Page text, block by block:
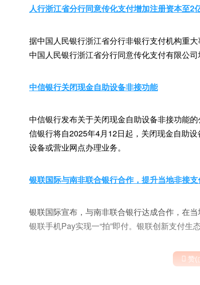
人行浙江省分行同意传化支付增加注册资本至2
据中国人民银行浙江省分行非银行支付机构重
中国人民银行浙江省分行同意传化支付有限公司
中信银行关闭现金自助设备非接功能
中信银行发布关于关闭现金自助设备非接功能
信银行将自2025年4月12日起，关闭现金自助
设备或营业网点办理业务。
银联国际与南非联合银行合作，提升当地非接
银联国际宣布，与南非联合银行达成合作，在
银联手机Pay实现一“拍”即付。银联创新支付生
 赞(